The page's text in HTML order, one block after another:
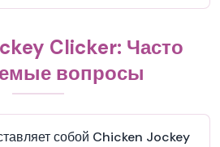
Clicker: Часто
вопросы
собой Chicken Jockey